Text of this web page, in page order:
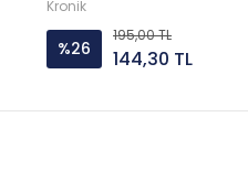
Kronik
%26
195,00 TL
144,30 TL